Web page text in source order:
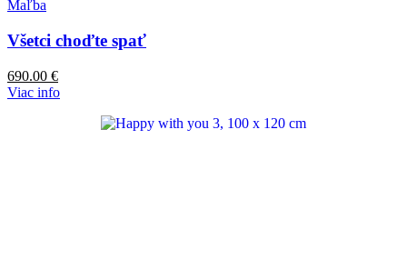
Maľba
Všetci choďte spať
690.00 €
Viac info